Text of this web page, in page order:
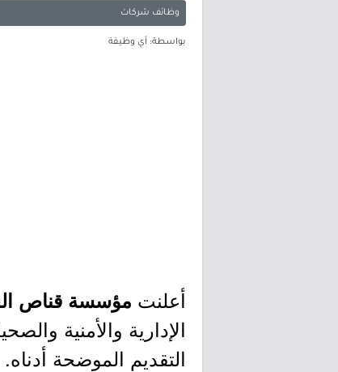
وظائف شركات
بواسطة: أي وظيفة
أعلنت مؤسسة قناص
الإدارية والأمنية
التقديم الموضحة أدناه.